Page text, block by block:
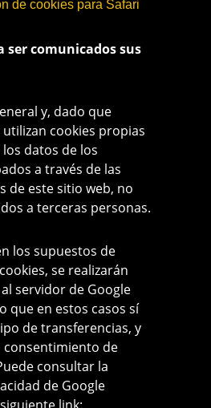
de cookies para Safari
ser comunicados sus
y, dado que
cookies propias
datos de los
a través de las
de este sitio web, no
a terceras personas.
los supuestos de
se realizarán
servidor de Google
que en estos casos sí
de transferencias, y
consentimiento de
consultar la
de Google